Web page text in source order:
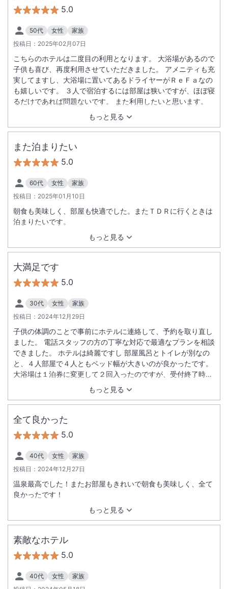
5.0
50代 女性
家族
投稿日： 2025年02月07日
もっと見る
こちらのホテルは二度目の利用となります。 大浴場があるので
子供も喜び、再度利用させていただきました。 アメニティも充
実してますし、大浴場に置いてあるドライヤーがＲｅＦａなの
も嬉しいです。 ３人で宿泊するには部屋は狭いですが、ほぼ寝
るだけであれば問題ないです。 また利用したいと思います。
また泊まりたい
5.0
60代 女性
家族
投稿日： 2025年01月10日
もっと見る
朝食も美味しく、部屋も快適でした。またＴＤＲに行くときは
泊まりたいです。
大満足です
5.0
30代 女性
家族
投稿日： 2024年12月29日
もっと見る
子供の体調のことで事前にホテルに連絡して、予約を取り直し
ました。 電話スタッフの方の丁寧な対応で最適なプランを相談
できました。 ホテルは綺麗ですし 部屋風呂とトイレが別なの
と、４人部屋で４人ともベッド幅が大きいのが良かったです。
大浴場は１泊券に変更して２回入ったのですが、受付終了時刻
を見てなくてチェックアウト前に入れなかったのが残念でし
た。 意外と早いので注意が必要です。 朝食は品数がかなりあ
る訳では無いですが、どれも食べたくなるような内容と見た目
で、実際味も美味しく満足度が高いです。 特にフレンチトース
の下げ台は無いのでスタッフへの声掛けが必要です。 電話スタ
ッフ、フロントスタッフ、バス運転手、皆さん明るく丁寧な対
応で気分良く過ごせました。
全て良かった
5.0
40代 女性
家族
投稿日： 2024年12月27日
もっと見る
温泉最高でした！またお部屋もきれいで朝食も美味しく、全て
良かったです！
素敵なホテル
5.0
40代 女性
家族